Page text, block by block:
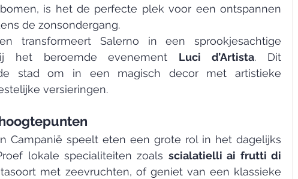
is het de perfecte plek voor een ontspannen
de zonsondergang.
transformeert Salerno in een sprookjesachtige
het beroemde evenement Luci d’Artista. Dit
stad om in een magisch decor met artistieke
versieringen.
Campanië speelt eten een grote rol in het dagelijks
lokale specialiteiten zoals scialatielli ai frutti di